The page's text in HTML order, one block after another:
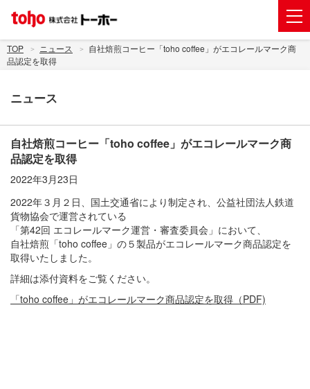
会社案内
グループ企業
株主・投資家情報
トーホーグループのサステナビリティ
ニュース
採用情報
お問い合わせ
電子公告
新規出店用地の募集
TOP ニュース
自社焙煎コーヒー「toho coffee」がエコレールマーク商
品認定を取得
ニュース
自社焙煎コーヒー「toho coffee」がエコレールマーク商
品認定を取得
2022年3月23日
2022年３月２日、国土交通省により制定され、公益社団法人鉄道
貨物協会で運営されている
「第42回 エコレールマーク運営・審査委員会」において、
自社焙煎「toho coffee」の５製品がエコレールマーク商品認定を
取得いたしました。
詳細は添付資料をご覧ください。
「toho coffee」がエコレールマーク商品認定を取得（PDF)